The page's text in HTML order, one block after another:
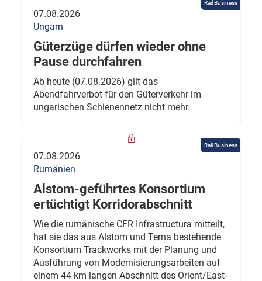
Rail Business
07.08.2026
Ungarn
Güterzüge dürfen wieder ohne
Pause durchfahren
Ab heute (07.08.2026) gilt das
Abendfahrverbot für den Güterverkehr im
ungarischen Schienennetz nicht mehr.
Rail Business
07.08.2026
Rumänien
Alstom-geführtes Konsortium
ertüchtigt Korridorabschnitt
Wie die rumänische CFR Infrastructura mitteilt,
hat sie das aus Alstom und Terna bestehende
Konsortium Trackworks mit der Planung und
Ausführung von Modernisierungsarbeiten auf
einem 44 km langen Abschnitt des Orient/East-